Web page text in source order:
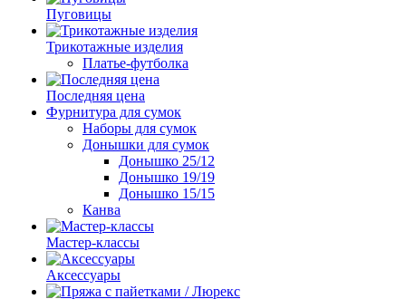
Пуговицы
Трикотажные изделия
Платье-футболка
Последняя цена
Фурнитура для сумок
Наборы для сумок
Донышки для сумок
Донышко 25/12
Донышко 19/19
Донышко 15/15
Канва
Мастер-классы
Аксессуары